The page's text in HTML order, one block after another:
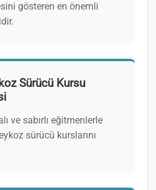
gösteren en önemli
Sürücü Kursu
ve sabırlı eğitmenlerle
sürücü kurslarını